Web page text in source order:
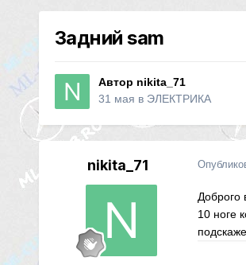
Задний sam
Автор nikita_71
31 мая в ЭЛЕКТРИКА
nikita_71
Доброго
10 ноге